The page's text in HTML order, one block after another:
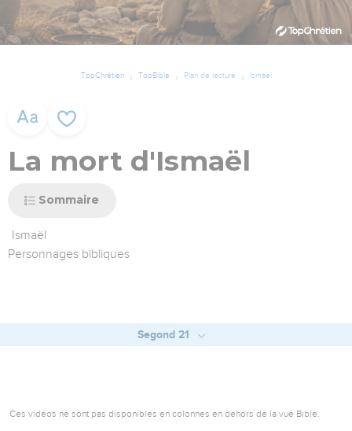
TopChrétien TopBible Plan de lecture Ismaël
La mort d'Ismaël
Sommaire
Ismaël
Personnages bibliques
Segond 21
Ces vidéos ne sont pas disponibles en colonnes en dehors de la vue Bible.